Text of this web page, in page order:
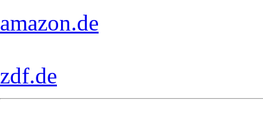
amazon.de
zdf.de